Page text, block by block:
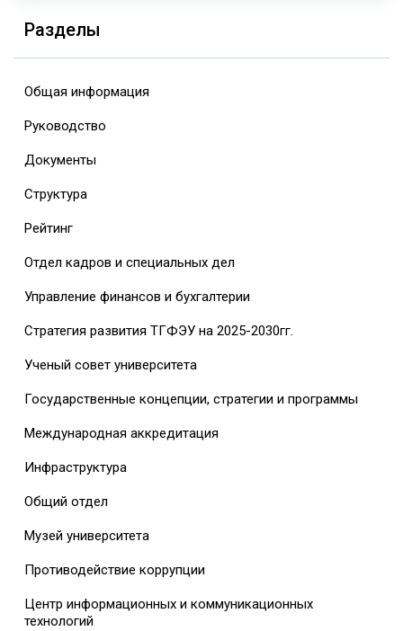
Разделы
Общая информация
Руководство
Документы
Структура
Рейтинг
Отдел кадров и специальных дел
Управление финансов и бухгалтерии
Стратегия развития ТГФЭУ на 2025-2030гг.
Ученый совет университета
Государственные концепции, стратегии и программы
Международная аккредитация
Инфраструктура
Общий отдел
Музей университета
Противодействие коррупции
Центр информационных и коммуникационных
технологий